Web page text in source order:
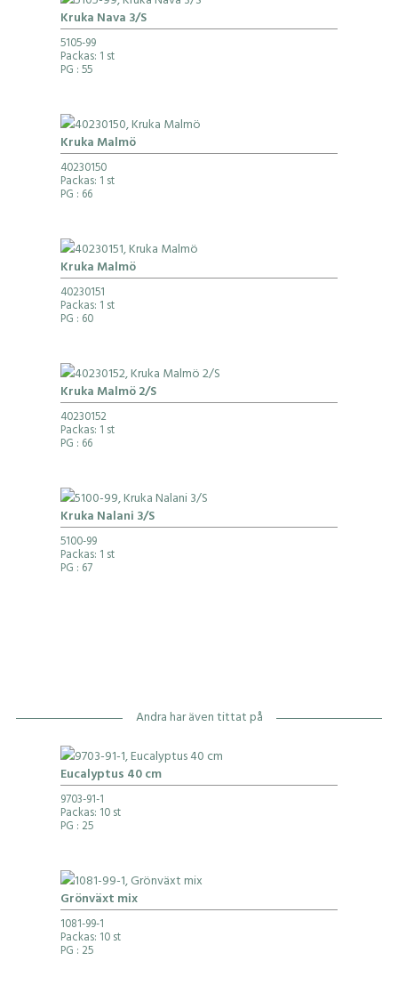
Kruka Nava 3/S
5105-99
Packas: 1 st
PG : 55
Kruka Malmö
40230150
Packas: 1 st
PG : 66
Kruka Malmö
40230151
Packas: 1 st
PG : 60
Kruka Malmö 2/S
40230152
Packas: 1 st
PG : 66
Kruka Nalani 3/S
5100-99
Packas: 1 st
PG : 67
Andra har även tittat på
Eucalyptus 40 cm
9703-91-1
Packas: 10 st
PG : 25
Grönväxt mix
1081-99-1
Packas: 10 st
PG : 25